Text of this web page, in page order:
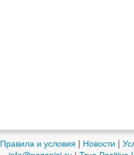
Правила и условия | Новости |